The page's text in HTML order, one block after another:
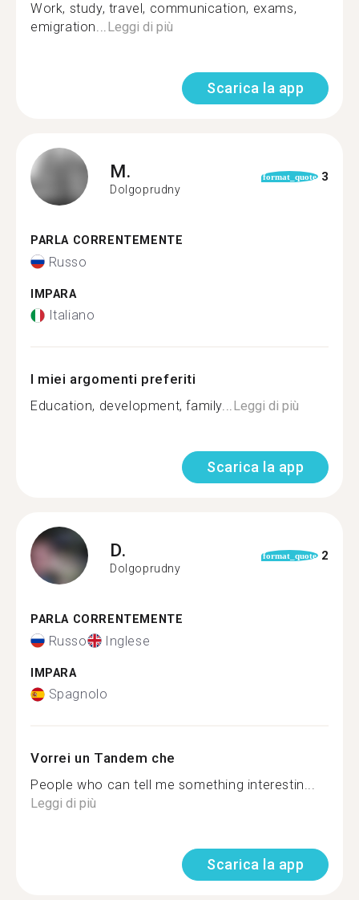
Work, study, travel, communication, exams,
emigration...Leggi di più
Scarica la app
M.
Dolgoprudny
format_quote 3
PARLA CORRENTEMENTE
Russo
IMPARA
Italiano
I miei argomenti preferiti
Education, development, family...Leggi di più
Scarica la app
D.
Dolgoprudny
format_quote 2
PARLA CORRENTEMENTE
Russo Inglese
IMPARA
Spagnolo
Vorrei un Tandem che
People who can tell me something interestin...
Leggi di più
Scarica la app